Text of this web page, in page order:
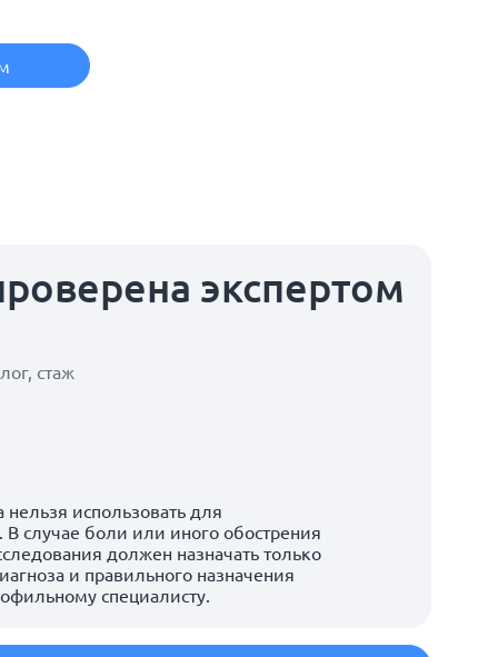
экспертом
стаж
использовать для
случае боли или иного обострения
должен назначать только
и правильного назначения
специалисту.